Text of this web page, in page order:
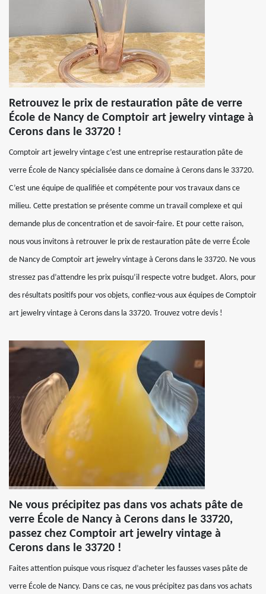
Retrouvez le prix de restauration pâte de verre
École de Nancy de Comptoir art jewelry vintage à
Cerons dans le 33720 !
Comptoir art jewelry vintage c’est une entreprise restauration pâte de
verre École de Nancy spécialisée dans ce domaine à Cerons dans le 33720.
C’est une équipe de qualifiée et compétente pour vos travaux dans ce
milieu. Cette prestation se présente comme un travail complexe et qui
demande plus de concentration et de savoir-faire. Et pour cette raison,
nous vous invitons à retrouver le prix de restauration pâte de verre École
de Nancy de Comptoir art jewelry vintage à Cerons dans le 33720. Ne vous
stressez pas d’attendre les prix puisqu’il respecte votre budget. Alors, pour
des résultats positifs pour vos objets, confiez-vous aux équipes de Comptoir
art jewelry vintage à Cerons dans la 33720. Trouvez votre devis !
Ne vous précipitez pas dans vos achats pâte de
verre École de Nancy à Cerons dans le 33720,
passez chez Comptoir art jewelry vintage à
Cerons dans le 33720 !
Faites attention puisque vous risquez d’acheter les fausses vases pâte de
verre École de Nancy. Dans ce cas, ne vous précipitez pas dans vos achats